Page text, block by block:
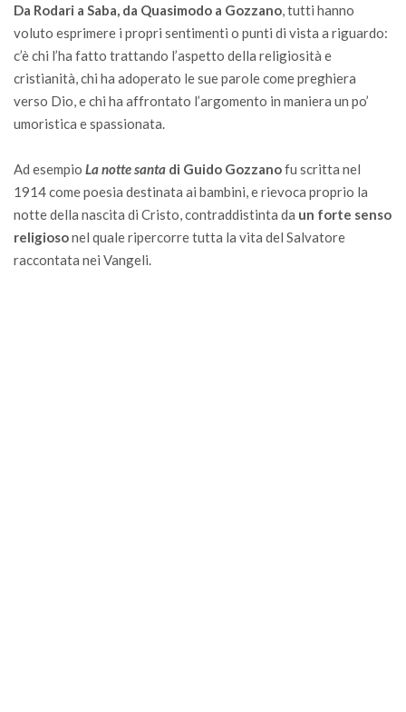
Da Rodari a Saba, da Quasimodo a Gozzano, tutti hanno
voluto esprimere i propri sentimenti o punti di vista a riguardo:
c’è chi l’ha fatto trattando l’aspetto della religiosità e
cristianità, chi ha adoperato le sue parole come preghiera
verso Dio, e chi ha affrontato l’argomento in maniera un po’
umoristica e spassionata.
Ad esempio La notte santa di Guido Gozzanofu scritta nel
1914 come poesia destinata ai bambini, e rievoca proprio la
notte della nascita di Cristo, contraddistinta da un forte senso
religiosonel quale ripercorre tutta la vita del Salvatore
raccontata nei Vangeli.